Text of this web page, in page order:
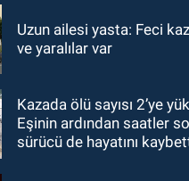
19:01Çaycumalılar Derneği
SPOR
17:45
Gökmen'i kadrosuna kattı
Uzun ailesi yasta: Feci
ve yaralılar var
Kazada ölü sayısı 2’ye
Eşinin ardından saatler
sürücü de hayatını